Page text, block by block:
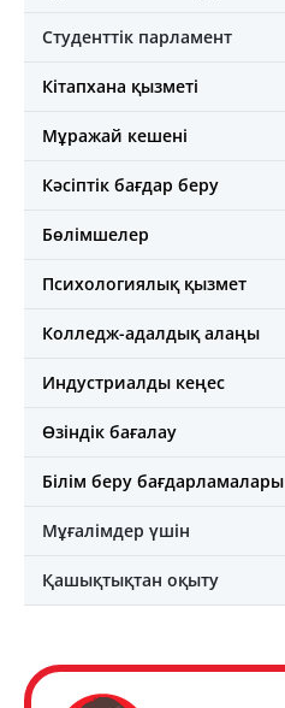
Студенттік парламент
Кітапхана қызметі
Мұражай кешені
Кәсіптік бағдар беру
Бөлімшелер
Психологиялық қызмет
Колледж-адалдық алаңы
Индустриалды кеңес
Өзіндік бағалау
Білім беру бағдарламалары
Мұғалімдер үшін
Қашықтықтан оқыту